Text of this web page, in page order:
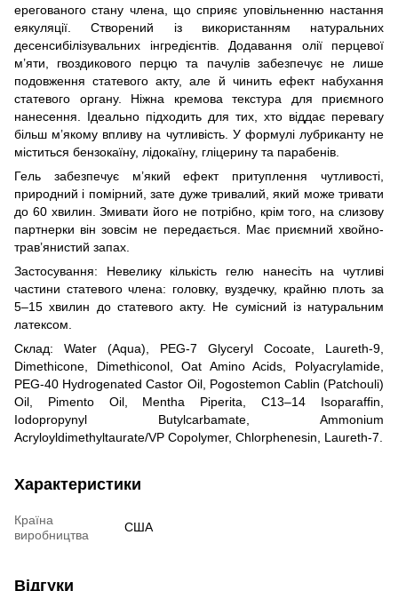
ерегованого стану члена, що сприяє уповільненню настання
еякуляції. Створений із використанням натуральних
десенсибілізувальних інгредієнтів. Додавання олії перцевої
м’яти, гвоздикового перцю та пачулів забезпечує не лише
подовження статевого акту, але й чинить ефект набухання
статевого органу. Ніжна кремова текстура для приємного
нанесення. Ідеально підходить для тих, хто віддає перевагу
більш м’якому впливу на чутливість. У формулі лубриканту не
міститься бензокаїну, лідокаїну, гліцерину та парабенів.
Гель забезпечує м’який ефект притуплення чутливості,
природний і помірний, зате дуже тривалий, який може тривати
до 60 хвилин. Змивати його не потрібно, крім того, на слизову
партнерки він зовсім не передається. Має приємний хвойно-
трав’янистий запах.
Застосування: Невелику кількість гелю нанесіть на чутливі
частини статевого члена: головку, вуздечку, крайню плоть за
5–15 хвилин до статевого акту. Не сумісний із натуральним
латексом.
Склад: Water (Aqua), PEG-7 Glyceryl Cocoate, Laureth-9,
Dimethicone, Dimethiconol, Oat Amino Acids, Polyacrylamide,
PEG-40 Hydrogenated Castor Oil, Pogostemon Cablin (Patchouli)
Oil, Pimento Oil, Mentha Piperita, C13–14 Isoparaffin,
Iodopropynyl Butylcarbamate, Ammonium
Acryloyldimethyltaurate/VP Copolymer, Chlorphenesin, Laureth-7.
Характеристики
Країна
виробництва
США
Відгуки